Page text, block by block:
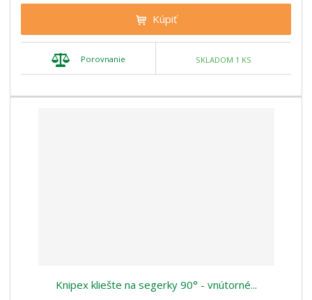
Kúpiť
Porovnanie SKLADOM 1 KS
Knipex kliešte na segerky 90° - vnútorné...